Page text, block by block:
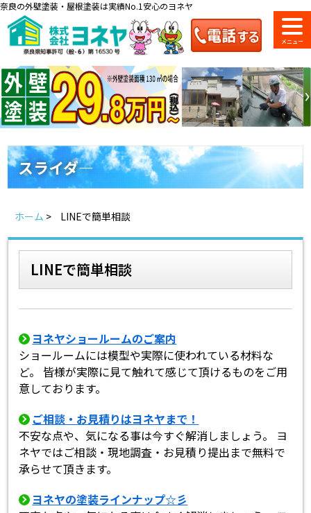
奈良の外壁塗装・屋根塗装は実績No.1安心のヨネヤ
料金一覧 会社案内 ショールーム
のご紹介
お問い合わせ
地域の事例がいっぱい
ヨネヤの施工実績
Home お客様の声
スタッフ紹介 スタッフブログ
よくあるご質問 屋根リフォームについて
雨漏りについて 雨漏りの施工実績
ヨネヤがお客様から選ばれる10の
理由
リフォームローン
工場倉庫修繕 アパート・マンション修繕
スライダ―
ホーム > LINEで簡単相談
LINEで簡単相談
ヨネヤショールームのご案内
ショールームには模型や実際に使われている材料な
ど。 皆様が実際に見て触れて感じて頂けるものをご用
意しております。
ご相談・お見積りはヨネヤまで！
不安な点や、気になる事は今すぐ解消しましょう。 ヨ
ネヤではご相談・現地調査・お見積り提出まで無料で
承らせて頂きます。
ヨネヤの塗装ラインナップ☆彡